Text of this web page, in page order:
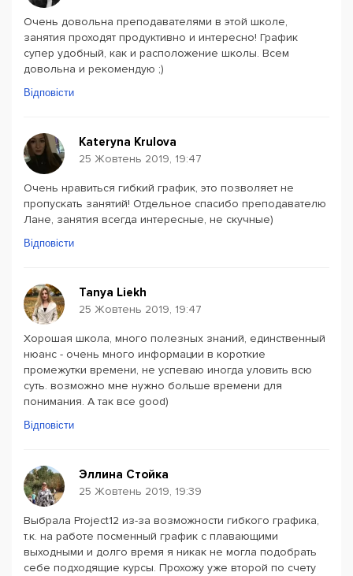
Очень довольна преподавателями в этой школе,
занятия проходят продуктивно и интересно! График
супер удобный, как и расположение школы. Всем
довольна и рекомендую ;)
Відповісти
Kateryna Krulova
25 Жовтень 2019, 19:47
Очень нравиться гибкий график, это позволяет не
пропускать занятий! Отдельное спасибо преподавателю
Лане, занятия всегда интересные, не скучные)
Відповісти
Tanya Liekh
25 Жовтень 2019, 19:47
Хорошая школа, много полезных знаний, единственный
нюанс - очень много информации в короткие
промежутки времени, не успеваю иногда уловить всю
суть. возможно мне нужно больше времени для
понимания. А так все good)
Відповісти
Эллина Стойка
25 Жовтень 2019, 19:39
Выбрала Project12 из-за возможности гибкого графика,
т.к. на работе посменный график с плавающими
выходными и долго время я никак не могла подобрать
себе подходящие курсы. Прохожу уже второй по счету